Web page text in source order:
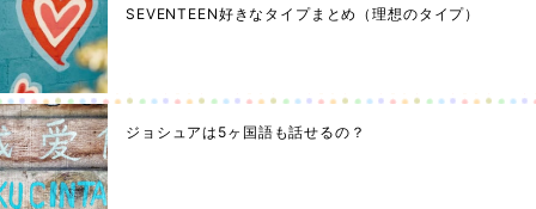
SEVENTEEN好きなタイプまとめ（理想のタイプ）
ジョシュアは5ヶ国語も話せるの？